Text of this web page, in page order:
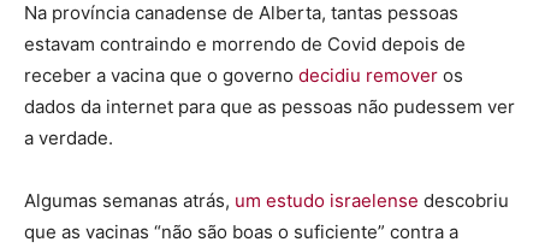
Na província canadense de Alberta, tantas pessoas
estavam contraindo e morrendo de Covid depois de
receber a vacina que o governo decidiu remover os
dados da internet para que as pessoas não pudessem ver
a verdade.
Algumas semanas atrás, um estudo israelense descobriu
que as vacinas “não são boas o suficiente” contra a